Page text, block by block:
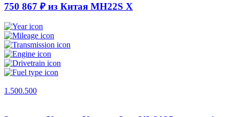
750 867 ₽ из Китая MH22S X
1.500.500